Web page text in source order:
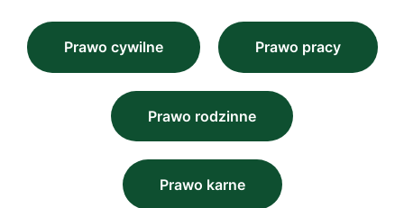
Prawo cywilne Prawo pracy
Prawo rodzinne
Prawo karne